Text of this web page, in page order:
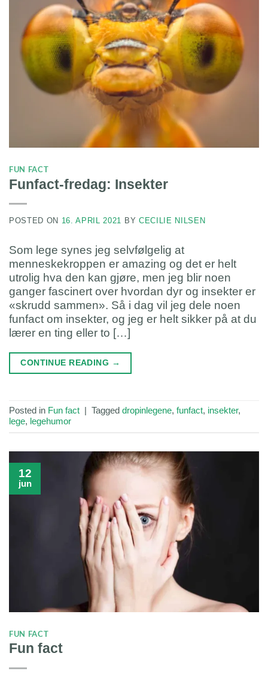
FUN FACT
Funfact-fredag: Insekter
POSTED ON 16. APRIL 2021 BY CECILIE NILSEN
Som lege synes jeg selvfølgelig at
menneskekroppen er amazing og det er helt
utrolig hva den kan gjøre, men jeg blir noen
ganger fascinert over hvordan dyr og insekter er
«skrudd sammen». Så i dag vil jeg dele noen
funfact om insekter, og jeg er helt sikker på at du
lærer en ting eller to […]
CONTINUE READING →
Posted in Fun fact | Tagged dropinlegene, funfact, insekter,
lege, legehumor
12
jun
FUN FACT
Fun fact